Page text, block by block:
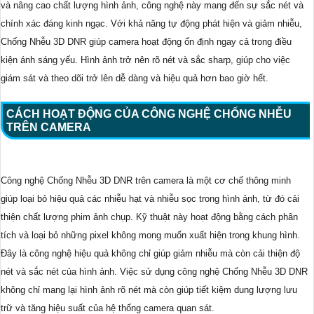
và nâng cao chất lượng hình ảnh, công nghệ này mang đến sự sắc nét và
chính xác đáng kinh ngạc. Với khả năng tự động phát hiện và giảm nhiễu,
Chống Nhễu 3D DNR giúp camera hoạt động ổn định ngay cả trong điều
kiện ánh sáng yếu. Hình ảnh trở nên rõ nét và sắc sharp, giúp cho việc
giám sát và theo dõi trở lên dễ dàng và hiệu quả hơn bao giờ hết.
CÁCH HOẠT ĐỘNG CỦA CÔNG NGHỆ CHỐNG NHỄU
TRÊN CAMERA
Công nghệ Chống Nhễu 3D DNR trên camera là một cơ chế thông minh
giúp loại bỏ hiệu quả các nhiễu hạt và nhiễu sọc trong hình ảnh, từ đó cải
thiện chất lượng phim ảnh chụp. Kỹ thuật này hoạt động bằng cách phân
tích và loại bỏ những pixel không mong muốn xuất hiện trong khung hình.
Đây là công nghệ hiệu quả không chỉ giúp giảm nhiễu mà còn cải thiện độ
nét và sắc nét của hình ảnh. Việc sử dụng công nghệ Chống Nhễu 3D DNR
không chỉ mang lại hình ảnh rõ nét mà còn giúp tiết kiệm dung lượng lưu
trữ và tăng hiệu suất của hệ thống camera quan sát.